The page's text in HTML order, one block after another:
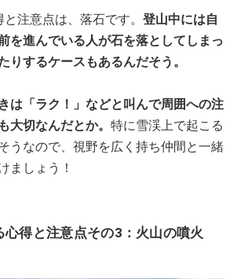
注意点は、落石です。 登山中には自
を進んでいる人が石を落としてしまっ
りするケースもあるんだそう。
は「ラク！」などと叫んで周囲への注
大切なんだとか。 特に雪渓上で起こる
うなので、視野を広く持ち仲間と一緒
ましょう！
心得と注意点その3：火山の噴火